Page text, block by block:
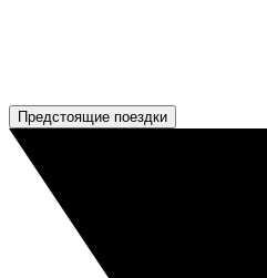
Предстоящие поездки